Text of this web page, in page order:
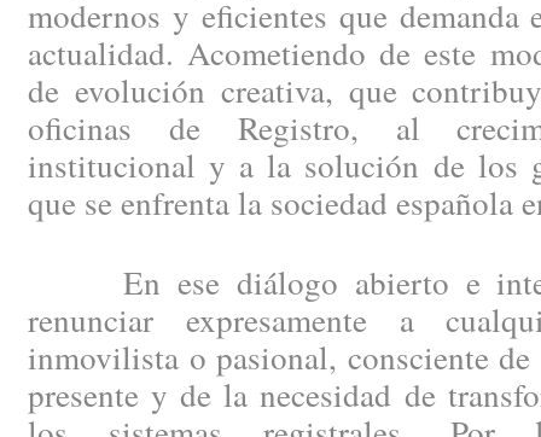
modernos y eficientes que
actualidad. Acometiendo de este
de evolución creativa, que
oficinas de Registro, al
institucional y a la solución de los
que se enfrenta la sociedad española
En ese diálogo abierto e
renunciar expresamente a
inmovilista o pasional, consciente
presente y de la necesidad de